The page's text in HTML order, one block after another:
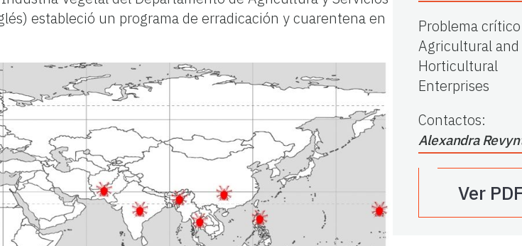
estableció un programa de erradicación y cuarentena en
Problema crítico
Agricultural and
Horticultural
Enterprises
Contactos:
Alexandra
Ver